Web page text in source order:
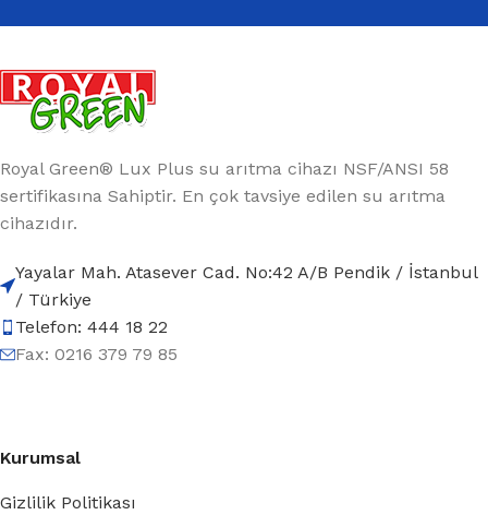
Royal Green® Lux Plus su arıtma cihazı NSF/ANSI 58
sertifikasına Sahiptir. En çok tavsiye edilen su arıtma
cihazıdır.
Yayalar Mah. Atasever Cad. No:42 A/B Pendik / İstanbul
/ Türkiye
Telefon: 444 18 22
Fax: 0216 379 79 85
Kurumsal
Gizlilik Politikası